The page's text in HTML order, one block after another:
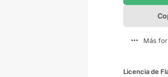
Más
Licencia de